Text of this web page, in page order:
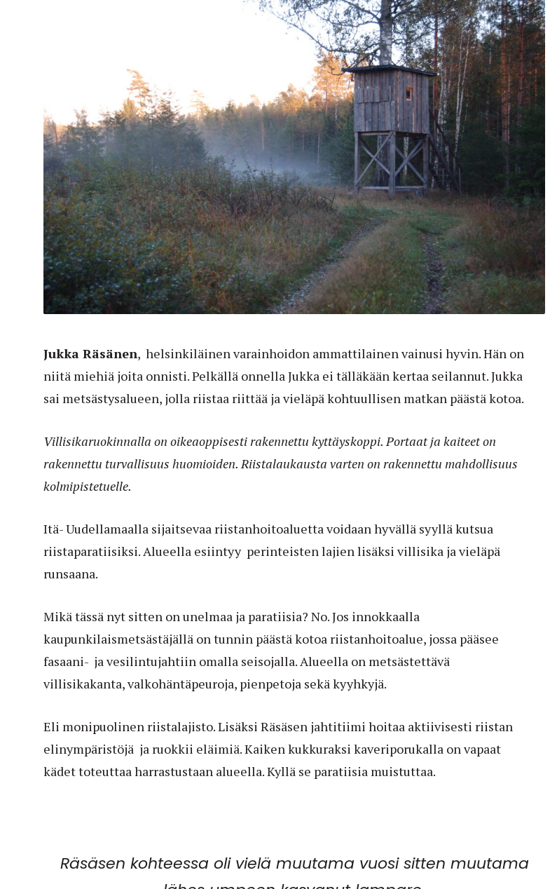
Jukka Räsänen, helsinkiläinen varainhoidon ammattilainen vainusi hyvin. Hän on
niitä miehiä joita onnisti. Pelkällä onnella Jukka ei tälläkään kertaa seilannut. Jukka
sai metsästysalueen, jolla riistaa riittää ja vieläpä kohtuullisen matkan päästä kotoa.
Villisikaruokinnalla on oikeaoppisesti rakennettu kyttäyskoppi. Portaat ja kaiteet on
rakennettu turvallisuus huomioiden. Riistalaukausta varten on rakennettu mahdollisuus
kolmipistetuelle.
Itä- Uudellamaalla sijaitsevaa riistanhoitoaluetta voidaan hyvällä syyllä kutsua
riistaparatiisiksi. Alueella esiintyy perinteisten lajien lisäksi villisika ja vieläpä
runsaana.
Mikä tässä nyt sitten on unelmaa ja paratiisia? No. Jos innokkaalla
kaupunkilaismetsästäjällä on tunnin päästä kotoa riistanhoitoalue, jossa pääsee
fasaani- ja vesilintujahtiin omalla seisojalla. Alueella on metsästettävä
villisikakanta, valkohäntäpeuroja, pienpetoja sekä kyyhkyjä.
Eli monipuolinen riistalajisto. Lisäksi Räsäsen jahtitiimi hoitaa aktiivisesti riistan
elinympäristöjä ja ruokkii eläimiä. Kaiken kukkuraksi kaveriporukalla on vapaat
kädet toteuttaa harrastustaan alueella. Kyllä se paratiisia muistuttaa.
Räsäsen kohteessa oli vielä muutama vuosi sitten muutama